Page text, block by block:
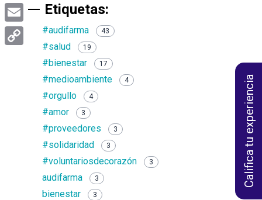
WhatsApp
Email
Etiquetas:
#audifarma 43
#salud 19
#bienestar 17
#medioambiente 4
#orgullo 4
#amor 3
#proveedores 3
#solidaridad 3
#voluntariosdecorazón 3
audifarma 3
bienestar 3
Califica tu experiencia